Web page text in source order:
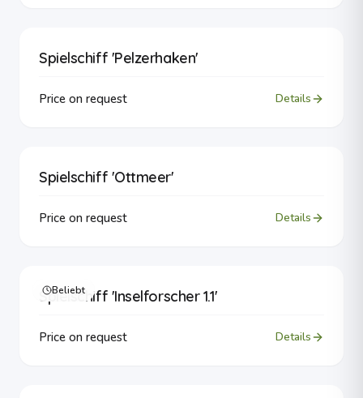
Spielschiff 'Pelzerhaken'
Price on request Details
Spielschiff 'Ottmeer'
Price on request Details
Beliebt
Spielschiff 'Inselforscher 1.1'
Price on request Details